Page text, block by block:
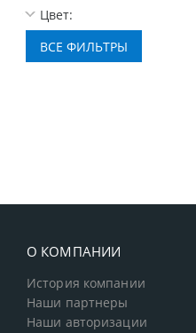
Цвет:
О КОМПАНИИ
История компании
Наши партнеры
Наши авторизации